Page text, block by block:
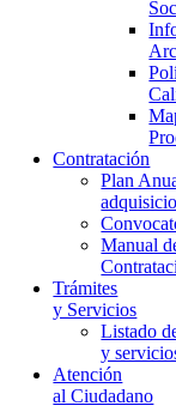
Contratación
Plan
Manual
Trámites
y Servicios
Listado
y
Atención
al Ciudadano